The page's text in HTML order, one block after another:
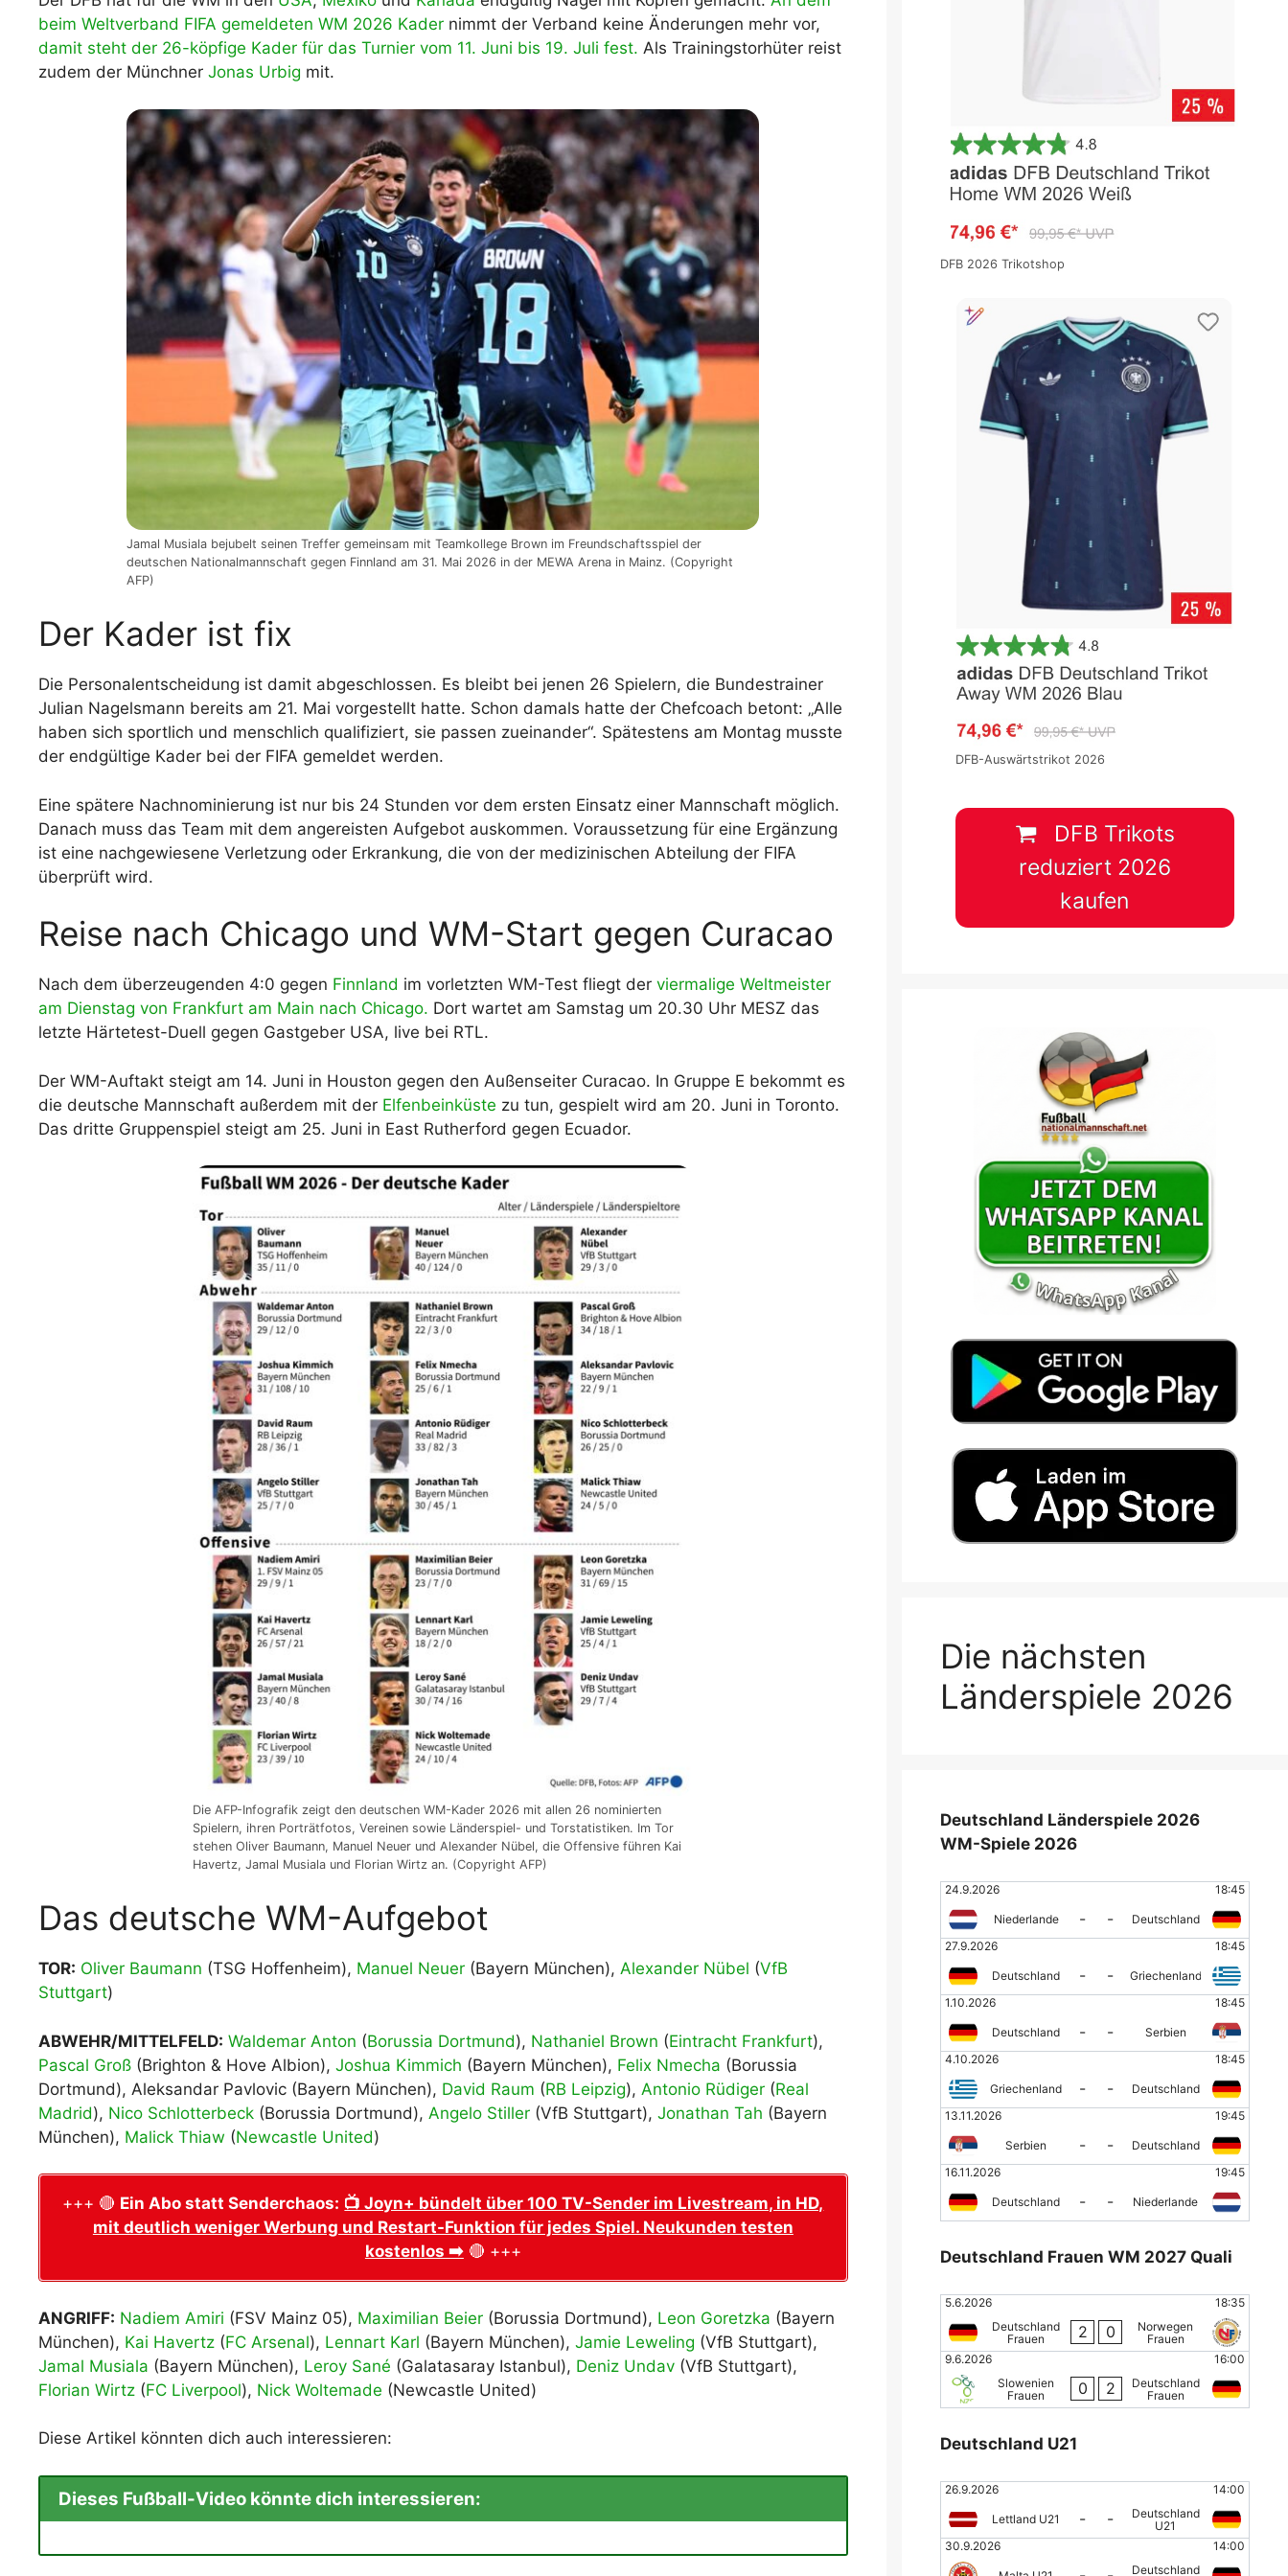
WM 2026 Spielplan Excel – kostenlos
downloaden & automatisch ausfüllen
beim Weltverband FIFA gemeldeten WM 2026 Kader nimmt der Verband keine Änderungen mehr vor,
damit steht der 26-köpfige Kader für das Turnier vom 11. Juni bis 19. Juli fest. Als Trainingstorhüter reist
zudem der Münchner Jonas Urbig mit.
Jamal Musiala bejubelt seinen Treffer gemeinsam mit Teamkollege Brown im Freundschaftsspiel der
deutschen Nationalmannschaft gegen Finnland am 31. Mai 2026 in der MEWA Arena in Mainz. (Copyright
AFP)
Der Kader ist fix
Die Personalentscheidung ist damit abgeschlossen. Es bleibt bei jenen 26 Spielern, die Bundestrainer
Julian Nagelsmann bereits am 21. Mai vorgestellt hatte. Schon damals hatte der Chefcoach betont: „Alle
haben sich sportlich und menschlich qualifiziert, sie passen zueinander“. Spätestens am Montag musste
der endgültige Kader bei der FIFA gemeldet werden.
Eine spätere Nachnominierung ist nur bis 24 Stunden vor dem ersten Einsatz einer Mannschaft möglich.
Danach muss das Team mit dem angereisten Aufgebot auskommen. Voraussetzung für eine Ergänzung
ist eine nachgewiesene Verletzung oder Erkrankung, die von der medizinischen Abteilung der FIFA
überprüft wird.
Reise nach Chicago und WM-Start gegen Curacao
Nach dem überzeugenden 4:0 gegen Finnland im vorletzten WM-Test fliegt der viermalige Weltmeister
am Dienstag von Frankfurt am Main nach Chicago. Dort wartet am Samstag um 20.30 Uhr MESZ das
letzte Härtetest-Duell gegen Gastgeber USA, live bei RTL.
Der WM-Auftakt steigt am 14. Juni in Houston gegen den Außenseiter Curacao. In Gruppe E bekommt es
die deutsche Mannschaft außerdem mit der Elfenbeinküste zu tun, gespielt wird am 20. Juni in Toronto.
Das dritte Gruppenspiel steigt am 25. Juni in East Rutherford gegen Ecuador.
Die AFP-Infografik zeigt den deutschen WM-Kader 2026 mit allen 26 nominierten
Spielern, ihren Porträtfotos, Vereinen sowie Länderspiel- und Torstatistiken. Im Tor
stehen Oliver Baumann, Manuel Neuer und Alexander Nübel, die Offensive führen Kai
Havertz, Jamal Musiala und Florian Wirtz an. (Copyright AFP)
Das deutsche WM-Aufgebot
TOR: Oliver Baumann (TSG Hoffenheim), Manuel Neuer (Bayern München), Alexander Nübel (VfB
Stuttgart)
ABWEHR/MITTELFELD: Waldemar Anton (Borussia Dortmund), Nathaniel Brown (Eintracht Frankfurt),
Pascal Groß (Brighton & Hove Albion), Joshua Kimmich (Bayern München), Felix Nmecha (Borussia
Dortmund), Aleksandar Pavlovic (Bayern München), David Raum (RB Leipzig), Antonio Rüdiger (Real
Madrid), Nico Schlotterbeck (Borussia Dortmund), Angelo Stiller (VfB Stuttgart), Jonathan Tah (Bayern
München), Malick Thiaw (Newcastle United)
+++ 🔴 Ein Abo statt Senderchaos: 📺 Joyn+ bündelt über 100 TV-Sender im Livestream, in HD,
mit deutlich weniger Werbung und Restart-Funktion für jedes Spiel. Neukunden testen
kostenlos ➡️🔴 +++
ANGRIFF: Nadiem Amiri (FSV Mainz 05), Maximilian Beier (Borussia Dortmund), Leon Goretzka (Bayern
München), Kai Havertz (FC Arsenal), Lennart Karl (Bayern München), Jamie Leweling (VfB Stuttgart),
Jamal Musiala (Bayern München), Leroy Sané (Galatasaray Istanbul), Deniz Undav (VfB Stuttgart),
Florian Wirtz (FC Liverpool), Nick Woltemade (Newcastle United)
Diese Artikel könnten dich auch interessieren:
Dieses Fußball-Video könnte dich interessieren:
DFB 2026 Trikotshop
DFB-Auswärtstrikot 2026
DFB Trikots
reduziert 2026
kaufen
Die nächsten
Länderspiele 2026
Deutschland Länderspiele 2026
WM-Spiele 2026
24.9.2026 18:45
Niederlande - -
Deutschland
27.9.2026
18:45
Deutschland - -
Griechenland
1.10.2026
18:45
Deutschland - -
Serbien
4.10.2026
18:45
Griechenland - -
Deutschland
13.11.2026
19:45
Serbien - -
Deutschland
16.11.2026
19:45
Deutschland - - Niederlande
Deutschland Frauen WM 2027 Quali
5.6.2026
18:35
Deutschland
Frauen
2 0
Norwegen
Frauen
9.6.2026
16:00
Slowenien
Frauen
0 2
Deutschland
Frauen
Deutschland U21
26.9.2026 14:00
Lettland U21 - -
Deutschland
U21
30.9.2026
14:00
Deutschland